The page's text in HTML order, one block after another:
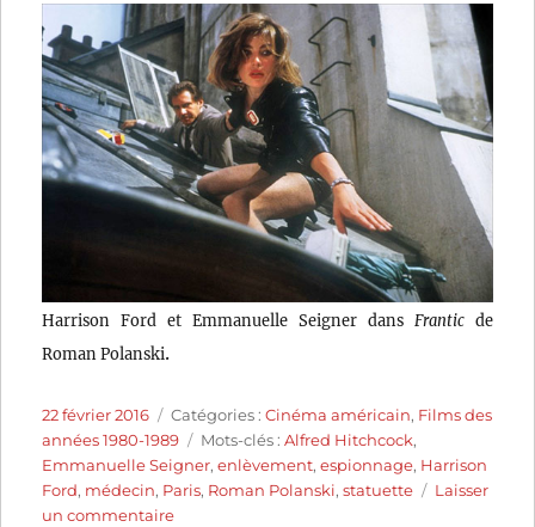
Harrison Ford et Emmanuelle Seigner dans Franticde
Roman Polanski.
Publié
le
22 février 2016 Catégories
Catégories :Cinéma américain, Films des
années 1980-1989
Étiquettes
Mots-clés :Alfred Hitchcock,
Emmanuelle Seigner,enlèvement,espionnage, Harrison
Ford, médecin, Paris, Roman Polanski,statuette
Laisser
un commentairesur